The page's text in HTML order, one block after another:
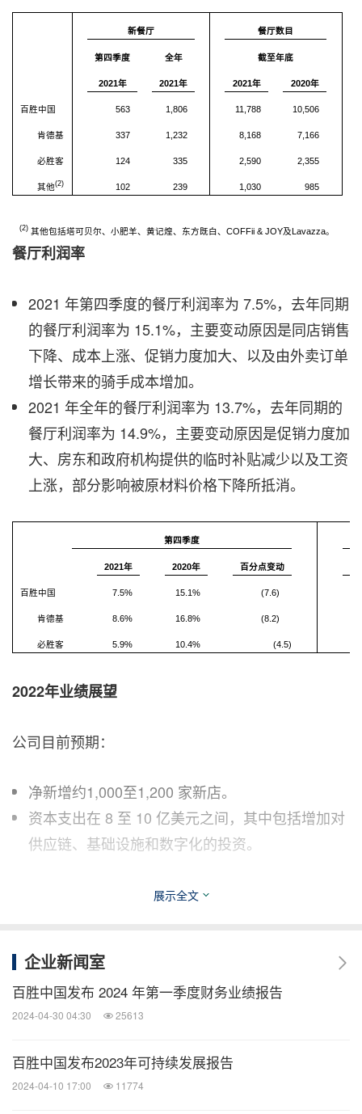
新餐厅 餐厅数目
第四季度 全年 截至年底
2021年 2021年 2021年 2020年
百胜中国 563 1,806 11,788 10,506
肯德基 337 1,232 8,168 7,166
必胜客 124 335 2,590 2,355
其他(2) 102 239 1,030 985
(2) 其他包括塔可贝尔、小肥羊、黄记煌、东方既白、COFFii & JOY及Lavazza。
餐厅利润率
2021 年第四季度的餐厅利润率为 7.5%，去年同期
的餐厅利润率为 15.1%，主要变动原因是同店销售
下降、成本上涨、促销力度加大、以及由外卖订单
增长带来的骑手成本增加。
2021 年全年的餐厅利润率为 13.7%，去年同期的
餐厅利润率为 14.9%，主要变动原因是促销力度加
大、房东和政府机构提供的临时补贴减少以及工资
上涨，部分影响被原材料价格下降所抵消。
第四季度
2021年 2020年 百分点变动
百胜中国 7.5% 15.1% (7.6)
肯德基 8.6% 16.8% (8.2)
必胜客 5.9% 10.4% (4.5)
2022年业绩展望
公司目前预期：
净新增约1,000至1,200 家新店。
资本支出在 8 至 10 亿美元之间，其中包括增加对
供应链、基础设施和数字化的投资。
力，公司决定升级一线员工的医疗保险，包括为每
位符合条件的餐厅经理（RGM）新增百万医疗
险，为服务组组长新增重疾保障，并提升餐厅经理
福利保障预计可惠及近100,000名一线员工及其家
展示全文
企业新闻室
百胜中国发布 2024 年第一季度财务业绩报告
2024-04-30 04:30 25613
百胜中国发布2023年可持续发展报告
2024-04-10 17:00 11774